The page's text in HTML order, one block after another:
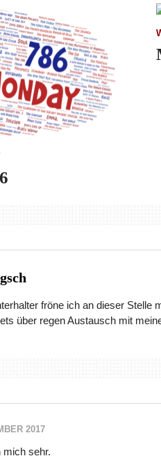
fröne ich an dieser
über regen Austausch mit
2017
mich sehr.